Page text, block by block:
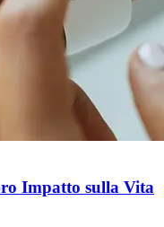
Impatto sulla Vita